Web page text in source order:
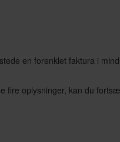
en forenklet faktura i
oplysninger, kan du